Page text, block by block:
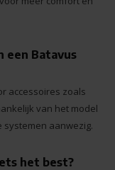
een Batavus
accessoires zoals
van het model
aanwezig.
het best?